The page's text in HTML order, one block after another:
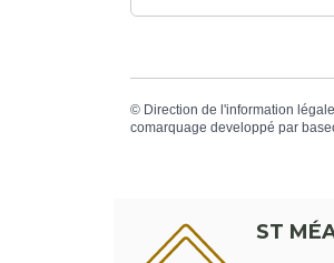
© Direction de l'information
comarquage developpé par
ST